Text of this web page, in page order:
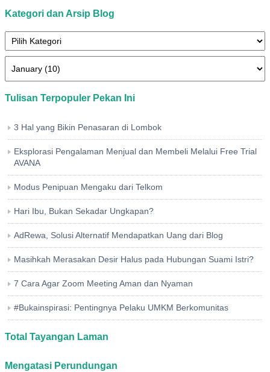
Kategori dan Arsip Blog
Tulisan Terpopuler Pekan Ini
3 Hal yang Bikin Penasaran di Lombok
Eksplorasi Pengalaman Menjual dan Membeli Melalui Free Trial
AVANA
Modus Penipuan Mengaku dari Telkom
Hari Ibu, Bukan Sekadar Ungkapan?
AdRewa, Solusi Alternatif Mendapatkan Uang dari Blog
Masihkah Merasakan Desir Halus pada Hubungan Suami Istri?
7 Cara Agar Zoom Meeting Aman dan Nyaman
#Bukainspirasi: Pentingnya Pelaku UMKM Berkomunitas
Total Tayangan Laman
Mengatasi Perundungan